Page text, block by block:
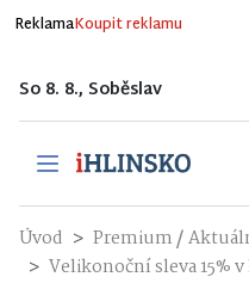
ReklamaKoupit reklamu
So 8. 8., Soběslav
Úvod Premium/
Velikonoční sleva 15%